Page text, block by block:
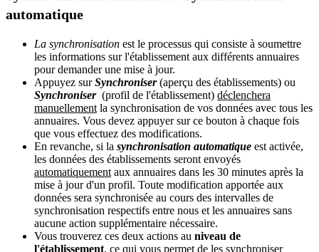
automatique
La synchronisation est le processus qui consiste à soumettre
les informations sur l'établissement aux différents annuaires
pour demander une mise à jour.
Appuyez surSynchroniser(aperçu des établissements) ou
Synchroniser (profil de l'établissement) déclenchera
manuellement la synchronisation de vos données avec tous les
annuaires. Vous devez appuyer sur ce bouton à chaque fois
que vous effectuez des modifications.
En revanche, si la synchronisation automatique est activée,
les données des établissements seront envoyés
automatiquement aux annuaires dans les 30 minutes après la
mise à jour d'un profil. Toute modification apportée aux
données sera synchronisée au cours des intervalles de
synchronisation respectifs entre nous et les annuaires sans
aucune action supplémentaire nécessaire.
Vous trouverez ces deux actions au niveau de
l'établissement, ce qui vous permet de les synchroniser